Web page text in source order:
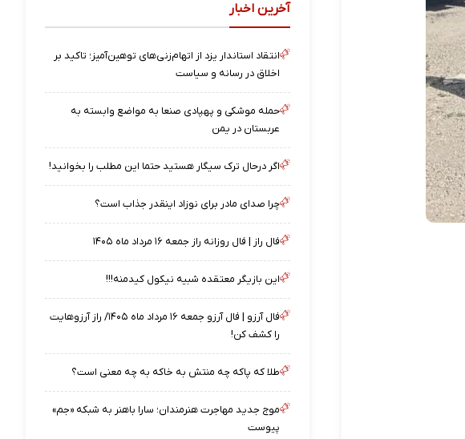
آخرین اخبار
انتقاد استاندار یزد از اتهام‌زنی‌های توهین‌آمیز؛ تاکید بر
اخلاق در رسانه و سیاست
حمله موشکی و پهپادی صنعا به مواضع وابسته به
عربستان در یمن
اگر درحال ترک سیگار هستید حتما این مطلب را بخوانید!
چرا صدای مادر برای نوزاد اینقدر جذاب است؟
فال راز | فال روزانه راز جمعه ۱۶ مرداد ماه ۱۴۰۵
این بازیگر معتقده شبیه نیکول کیدمنه!!!
فال آرزو | فال آرزو جمعه ۱۶ مرداد ماه ۱۴۰۵/ راز آرزوهایت
را کشف کن!
طلا که پاکه چه منتش به خاکه به چه معنی است؟
موج جدید مهاجرت هنرمندان؛ سارا باهنر به شبکه «جم»
پیوست